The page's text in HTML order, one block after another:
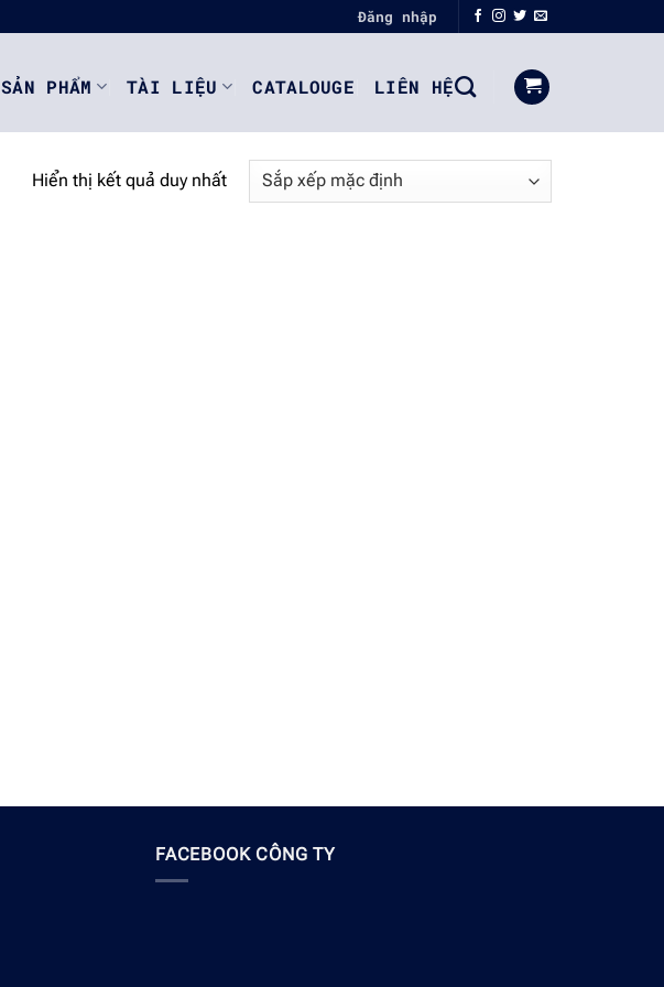
Đăng nhập
SẢN PHẨM TÀI LIỆU CATALOUGE LIÊN HỆ
Hiển thị kết quả duy nhất
FACEBOOK CÔNG TY